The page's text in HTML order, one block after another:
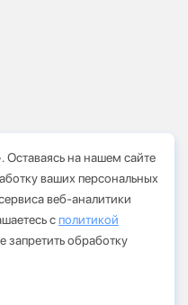
Оставаясь на нашем сайте
ваших персональных
веб-аналитики
сполитикой
запретить обработку